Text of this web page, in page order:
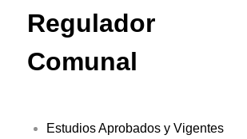
Regulador
Comunal
Estudios Aprobados y Vigentes